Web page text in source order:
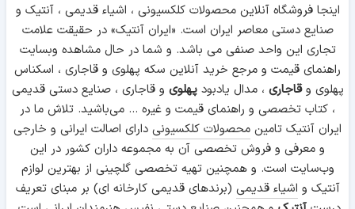
اینجا فروشگاه آنلاین محصولات کلکسیونی ، اشیاء قدیمی ، آنتیک و
صنایع دستی معاصر ایران است. «ایران آنتیک» در حقیقت علامت
تجاری این واحد صنفی می باشد. و شما در حال مشاهده وبسایت
راهنمای قیمت و مرجع خرید آنلاین سکه پهلوی و قاجاری ، اسکناس
پهلوی وقاجاری ، مدال یادبودپهلوی و قاجاری ، صنایع دستی قدیمی
، کتاب تخصصی و راهنمای قیمت و غیره ... می‌باشید. تلاش ما در
ایران آنتیک تامین محصولات کلکسیونی دارای اصالت ایرانی و خارجی
و معرفی و فروش تخصصی آن به مجموعه داران کشور در این
وب‌سایت است. و همچنین تهیه تخصصی گلچینی از بهترین لوازم
آنتیک و اشیاء قدیمی (برندهای قدیمی کارخانه ای) بر مبنای تعریف